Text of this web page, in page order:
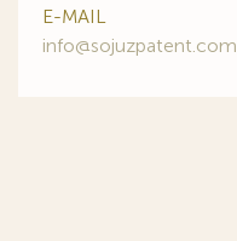
E-MAIL
info@sojuzpatent.com